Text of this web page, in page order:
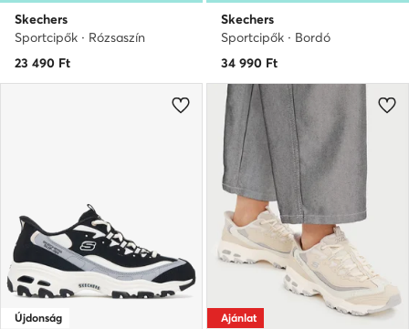
Skechers
Sportcipők · Rózsaszín
23 490 Ft
Skechers
Sportcipők · Bordó
34 990 Ft
Újdonság Ajánlat